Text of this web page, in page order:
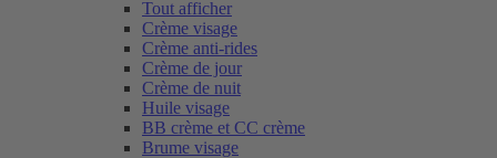
Tout afficher
Crème visage
Crème anti-rides
Crème de jour
Crème de nuit
Huile visage
BB crème et CC crème
Brume visage